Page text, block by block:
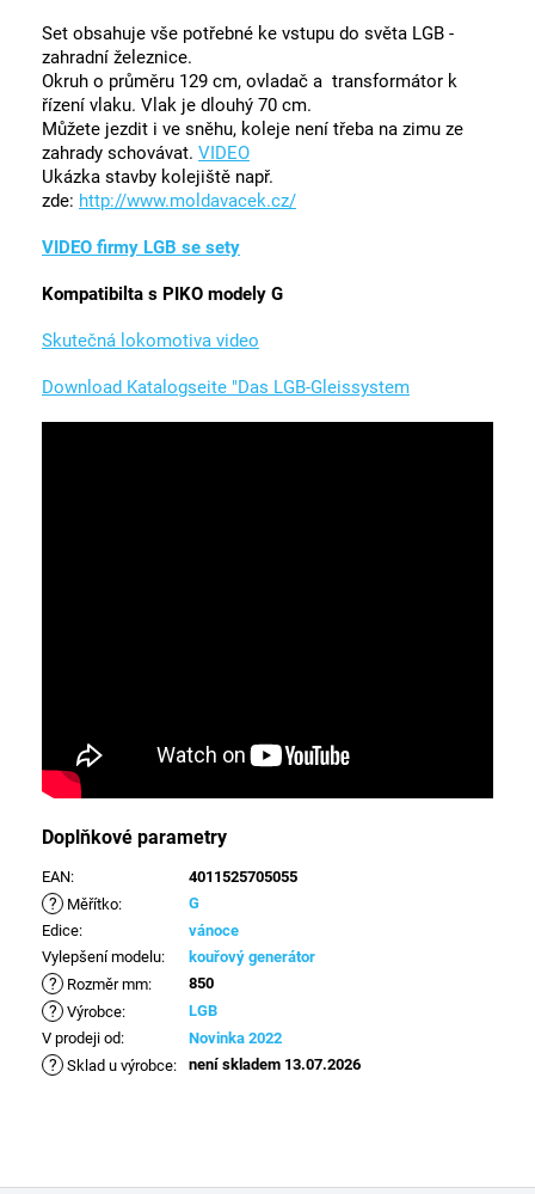
Set obsahuje vše potřebné ke vstupu do světa LGB -
zahradní železnice.
Okruh o průměru 129 cm, ovladač a transformátor k
řízení vlaku. Vlak je dlouhý 70 cm.
Můžete jezdit i ve sněhu, koleje není třeba na zimu ze
zahrady schovávat. VIDEO
Ukázka stavby kolejiště např.
zde: http://www.moldavacek.cz/
VIDEO firmy LGB se sety
Kompatibilta s PIKO modely G
Skutečná lokomotiva video
Download Katalogseite "Das LGB-Gleissystem
Doplňkové parametry
EAN: 4011525705055
? Měřítko:
G
Edice:
vánoce
Vylepšení modelu: kouřový generátor
? Rozměr mm: 850
? Výrobce:
LGB
V prodeji od: Novinka 2022
? Sklad u výrobce: není skladem 13.07.2026